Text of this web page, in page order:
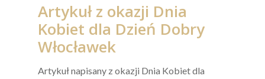
Artykuł z okazji Dnia
Kobiet dla Dzień Dobry
Włocławek
Artykuł napisany z okazji Dnia Kobiet dla